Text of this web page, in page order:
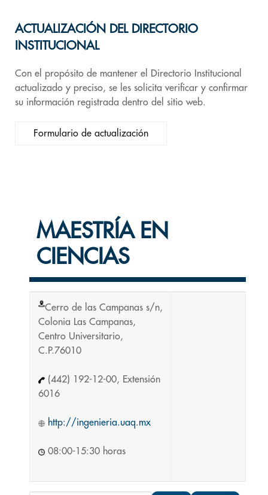
ACTUALIZACIÓN DEL DIRECTORIO
INSTITUCIONAL
Con el propósito de mantener el Directorio Institucional
actualizado y preciso, se les solicita verificar y confirmar
su información registrada dentro del sitio web.
Formulario de actualización
MAESTRÍA EN
CIENCIAS
Cerro de las Campanas s/n,
Colonia Las Campanas,
Centro Universitario,
C.P.76010
(442) 192-12-00, Extensión
6016
http://ingenieria.uaq.mx
08:00-15:30 horas